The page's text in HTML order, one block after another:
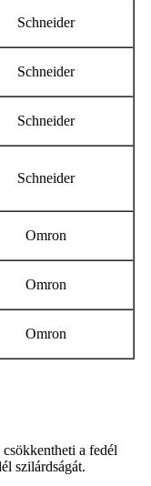
Schneider
Schneider
Schneider
Schneider
Omron
Omron
Omron
a fedél
szilárdságát.